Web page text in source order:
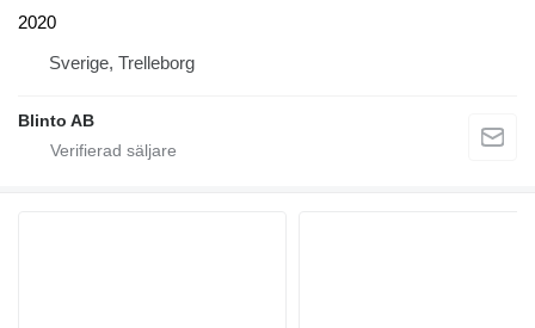
2020
Sverige, Trelleborg
Blinto AB